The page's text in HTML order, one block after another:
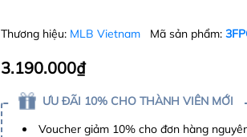
Thương hiệu: MLB Vietnam Mã sản phẩm:
3.190.000₫
ƯU ĐÃI 10% CHO THÀNH VIÊN MỚI
Voucher giảm 10% cho đơn hàng